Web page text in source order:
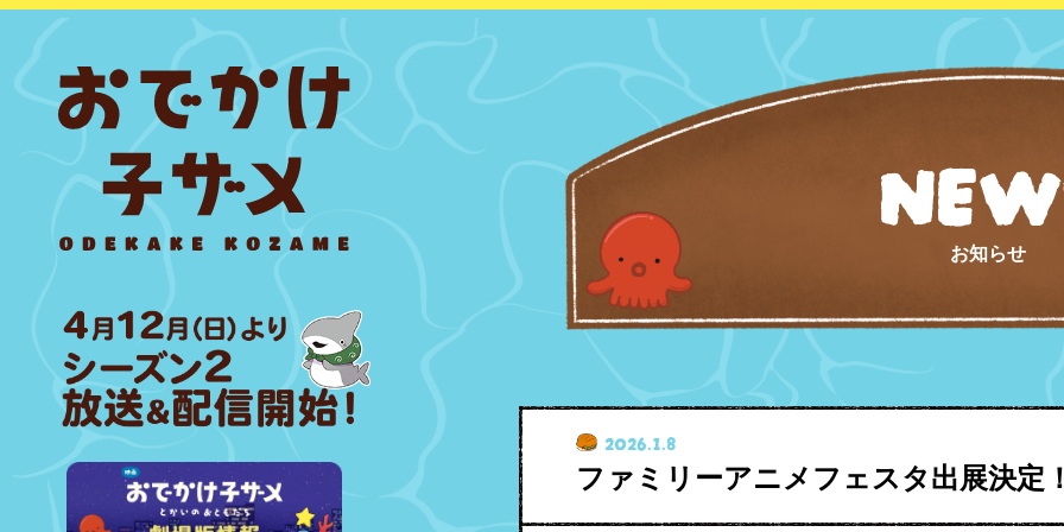
お知らせ
2026.1.8
ファミリーアニメフェスタ出展決定